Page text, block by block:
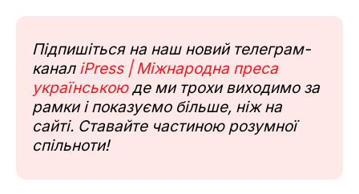
Підпишіться на наш новий телеграм-
канал iPress | Міжнародна преса
українськоюде ми трохи виходимо за
рамки і показуємо більше, ніж на
сайті. Ставайте частиною розумної
спільноти!